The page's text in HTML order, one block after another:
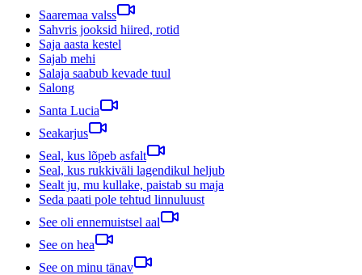
Saaremaa valss
Sahvris jooksid hiired, rotid
Saja aasta kestel
Sajab mehi
Salaja saabub kevade tuul
Salong
Santa Lucia
Seakarjus
Seal, kus lõpeb asfalt
Seal, kus rukkiväli lagendikul heljub
Sealt ju, mu kullake, paistab su maja
Seda paati pole tehtud linnuluust
See oli ennemuistsel aal
See on hea
See on minu tänav